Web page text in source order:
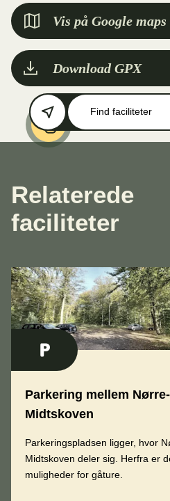
Vis på Google maps
Download GPX
Find faciliteter
Relaterede
faciliteter
Parkering mellem
Midtskoven
Parkeringspladsen ligger, hvor
Midtskoven deler sig. Herfra er
muligheder for gåture.